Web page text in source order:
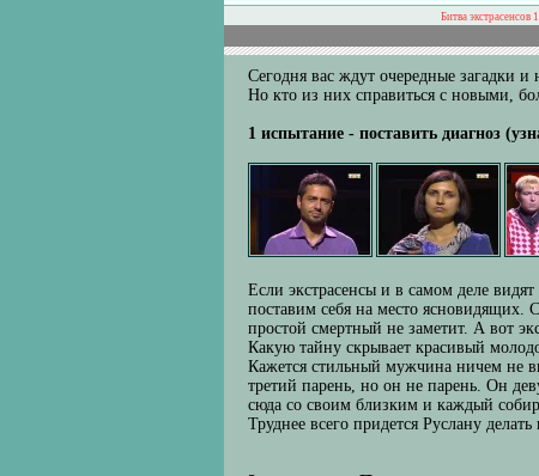
Битва экстрасенсов
Сегодня вас ждут очередные загадки
Но кто из них справиться с новыми,
1 испытание - поставить диагноз
Если экстрасенсы и в самом деле
поставим себя на место ясновидящих.
простой смертный не заметит. А вот
Какую тайну скрывает красивый
Кажется стильный мужчина ничем не
третий парень, но он не парень. Он
сюда со своим близким и каждый
Труднее всего придется Руслану